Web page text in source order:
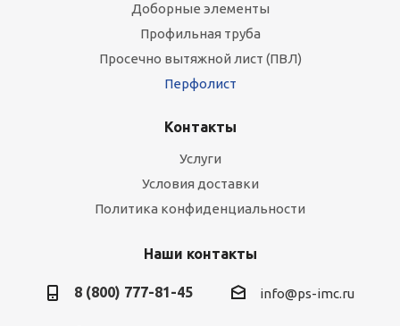
Доборные элементы
Профильная труба
Просечно вытяжной лист (ПВЛ)
Перфолист
Контакты
Услуги
Условия доставки
Политика конфиденциальности
Наши контакты
8 (800) 777-81-45 info@ps-imc.ru